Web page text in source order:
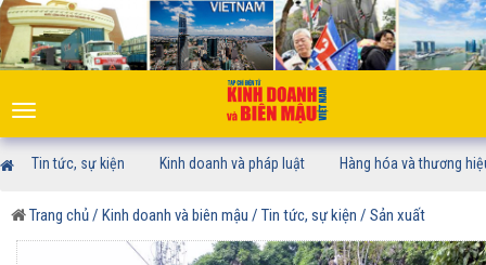
Toggle
navigation
Tin tức, sự kiện Kinh doanh và pháp luật Hàng hóa và thương
Trang chủ/ Kinh doanh và biên mậu / Tin tức, sự kiện / Sản xuất